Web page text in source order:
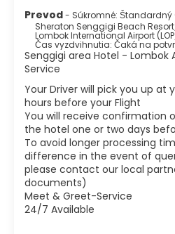
Prevod- Súkromné: Štandardný
Sheraton Senggigi Beach Resort
Lombok International Airport
Čas vyzdvihnutia: Čaká na
Senggigi area Hotel -
Service
Your Driver will pick you up at
hours before your Flight
You will receive confirmation
the hotel one or two days
To avoid longer processing
difference in the event of
please contact our local
documents)
Meet & Greet-Service
24/7 Available